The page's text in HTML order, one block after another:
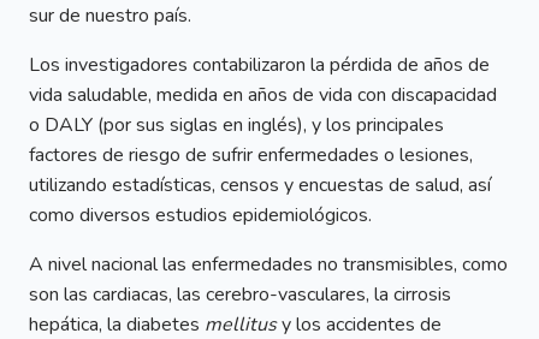
sur de nuestro país.
Los investigadores contabilizaron la pérdida de años de
vida saludable, medida en años de vida con discapacidad
o DALY (por sus siglas en inglés), y los principales
factores de riesgo de sufrir enfermedades o lesiones,
utilizando estadísticas, censos y encuestas de salud, así
como diversos estudios epidemiológicos.
A nivel nacional las enfermedades no transmisibles, como
son las cardiacas, las cerebro-vasculares, la cirrosis
hepática, la diabetes mellitusy los accidentes de